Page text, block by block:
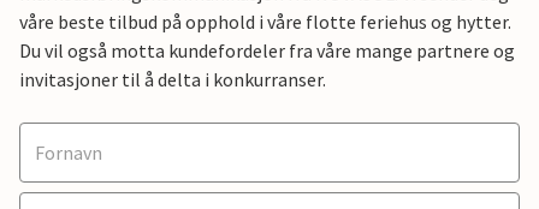
våre beste tilbud på opphold i våre flotte feriehus og hytter.
Du vil også motta kundefordeler fra våre mange partnere og
invitasjoner til å delta i konkurranser.